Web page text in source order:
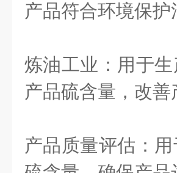
产品符合环境保
炼油工业：用于
产品硫含量，改
产品质量评估：